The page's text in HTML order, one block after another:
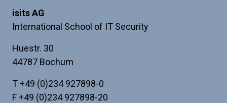
isits AG
International School of IT Security
Huestr. 30
44787 Bochum
T+49 (0)234 927898-0
F +49 (0)234 927898-20